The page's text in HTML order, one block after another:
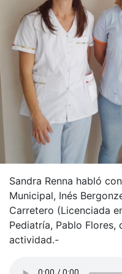
Sandra Renna habló
Municipal, Inés
Carretero (Licenciada
Pediatría, Pablo Flores,
actividad.-